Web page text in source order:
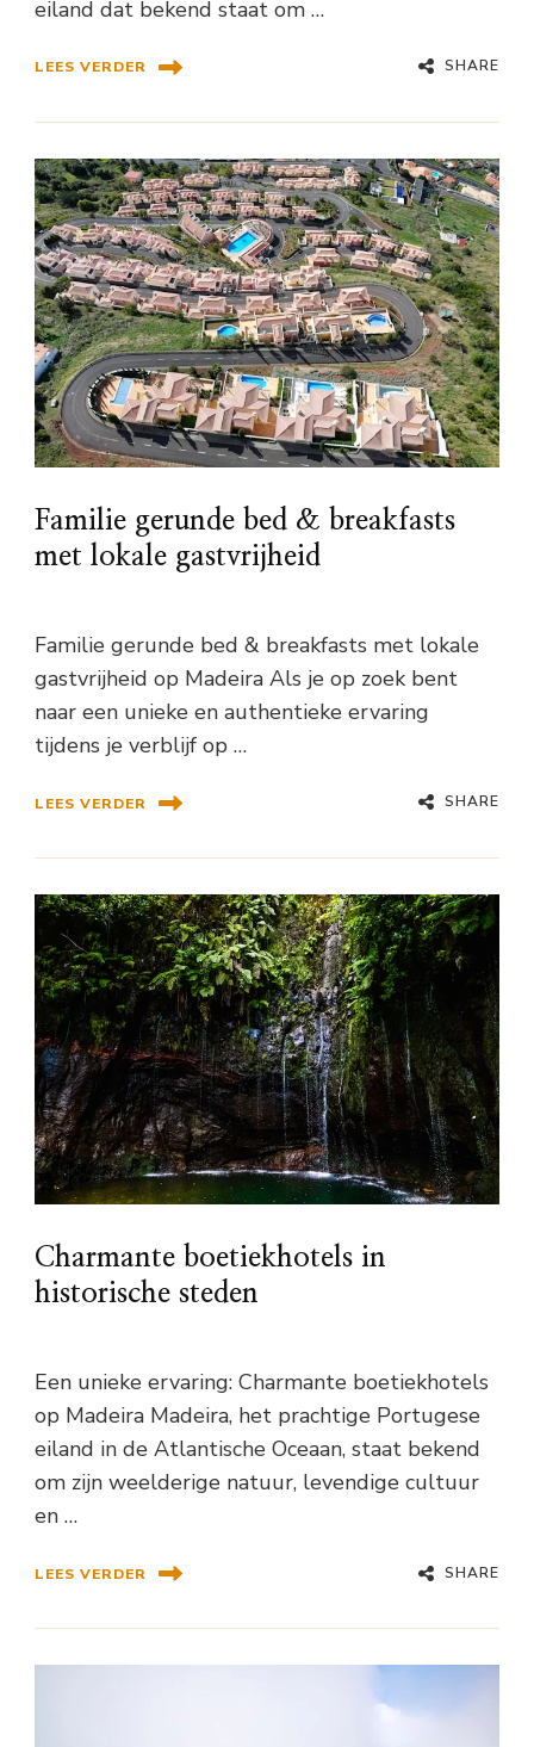
eiland dat bekend staat om …
LEES VERDER SHARE
Familie gerunde bed & breakfasts
met lokale gastvrijheid
Familie gerunde bed & breakfasts met lokale
gastvrijheid op Madeira Als je op zoek bent
naar een unieke en authentieke ervaring
tijdens je verblijf op …
LEES VERDER SHARE
Charmante boetiekhotels in
historische steden
Een unieke ervaring: Charmante boetiekhotels
op Madeira Madeira, het prachtige Portugese
eiland in de Atlantische Oceaan, staat bekend
om zijn weelderige natuur, levendige cultuur
en …
LEES VERDER SHARE